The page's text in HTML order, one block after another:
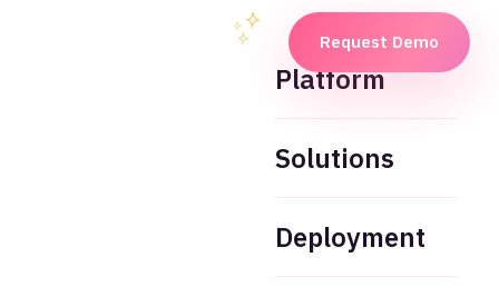
Request Demo
Platform
Solutions
Deployment